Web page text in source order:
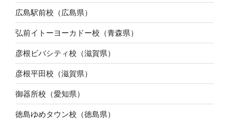
広島駅前校（広島県）
弘前イトーヨーカドー校（青森県）
彦根ビバシティ校（滋賀県）
彦根平田校（滋賀県）
御器所校（愛知県）
徳島ゆめタウン校（徳島県）